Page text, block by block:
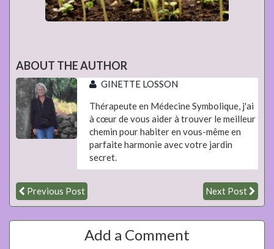
ABOUT THE AUTHOR
GINETTE LOSSON
Thérapeute en Médecine Symbolique, j'ai
à cœur de vous aider à trouver le meilleur
chemin pour habiter en vous-même en
parfaite harmonie avec votre jardin
secret.
Previous Post Next Post
Add a Comment